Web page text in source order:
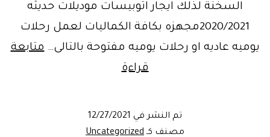
السخنة لذلك ايجار اتوبيسات موديلات حديثه
2020/2021مجهزه بكافة الكماليات لعمل رحلات
يوميه عاديه او رحلات يوميه مفتوحة بالتالى…متابعة
قراءة
باص
رحلات01101055099
تم النشر في 12/27/2021
مصنف كـ Uncategorized